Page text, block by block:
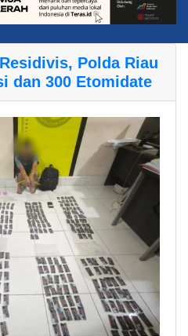
Polda Riau
dan 300 Etomidate